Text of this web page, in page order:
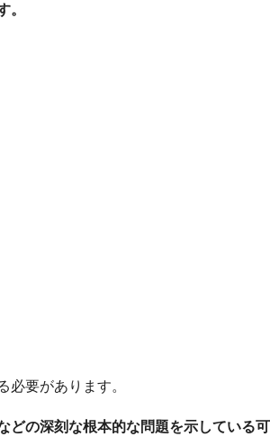
。
要があります。
どの深刻な根本的な問題を示している可